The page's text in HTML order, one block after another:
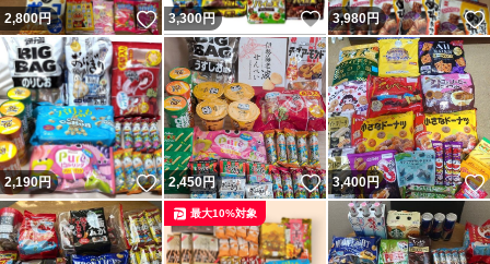
2,800円 いいね！
3,300円 いいね！
3,980円
2,190円 いいね！
2,450円 いいね！
3,400円
最大10%対象